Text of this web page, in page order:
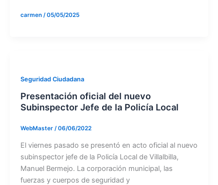
carmen /05/05/2025
Seguridad Ciudadana
Presentación oficial del nuevo
Subinspector Jefe de la Policía Local
WebMaster /06/06/2022
El viernes pasado se presentó en acto oficial al nuevo
subinspector jefe de la Policía Local de Villalbilla,
Manuel Bermejo. La corporación municipal, las
fuerzas y cuerpos de seguridad y